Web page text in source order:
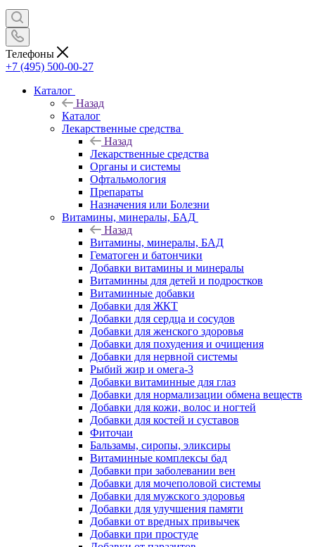
Телефоны
+7 (495) 500-00-27
Каталог
Назад
Каталог
Лекарственные средства
Назад
Лекарственные средства
Органы и системы
Офтальмология
Препараты
Назначения или Болезни
Витамины, минералы, БАД
Назад
Витамины, минералы, БАД
Гематоген и батончики
Добавки витамины и минералы
Витаминны для детей и подростков
Витаминные добавки
Добавки для ЖКТ
Добавки для сердца и сосудов
Добавки для женского здоровья
Добавки для похудения и очищения
Добавки для нервной системы
Рыбий жир и омега-3
Добавки витаминные для глаз
Добавки для нормализации обмена веществ
Добавки для кожи, волос и ногтей
Добавки для костей и суставов
Фиточаи
Бальзамы, сиропы, эликсиры
Витаминные комплексы бад
Добавки при заболевании вен
Добавки для мочеполовой системы
Добавки для мужского здоровья
Добавки для улучшения памяти
Добавки от вредных привычек
Добавки при простуде